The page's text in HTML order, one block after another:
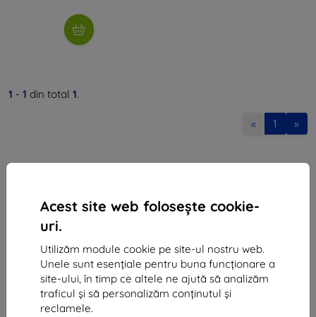
Acest site web folosește cookie-
uri.
Utilizăm module cookie pe site-ul nostru web.
Unele sunt esențiale pentru buna funcționare a
site-ului, în timp ce altele ne ajută să analizăm
traficul și să personalizăm conținutul și
reclamele.
1 - 1 din total 1.
« 1 »
Ulica Rudolfa Mocka 3750/2A
841 04 Bratislava
46701494
CUI TVA:SK2023549671